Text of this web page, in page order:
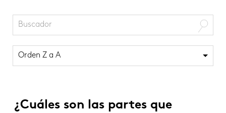
Orden Z a A
¿Cuáles son las partes que